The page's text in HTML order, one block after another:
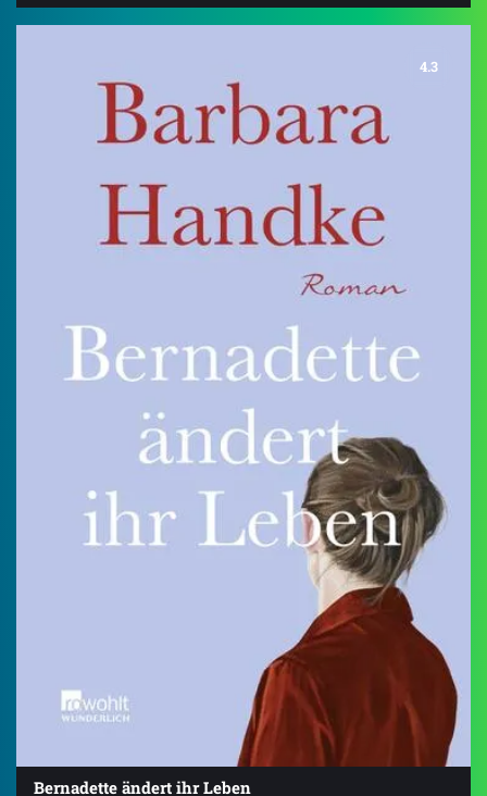
4.3
Bernadette ändert ihr Leben